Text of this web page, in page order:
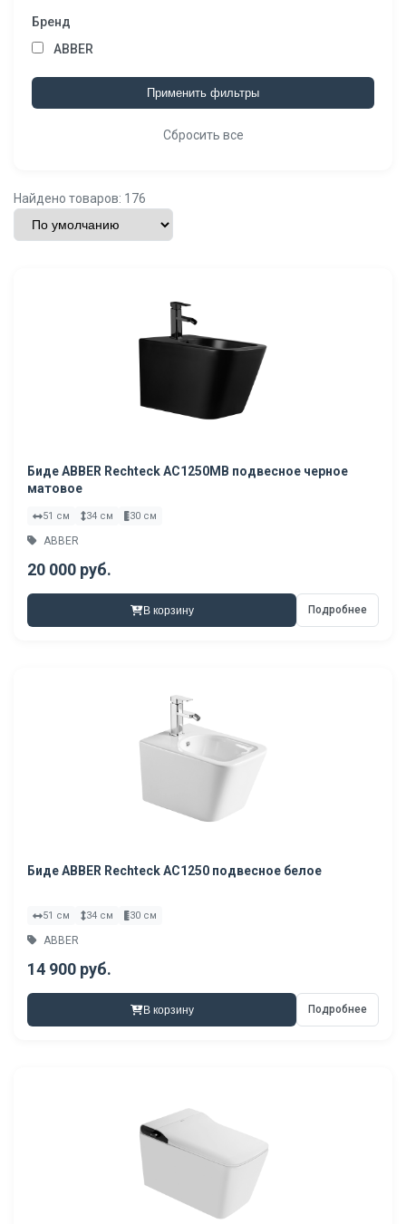
Бренд
ABBER
Применить фильтры
Сбросить все
Найдено товаров: 176
Биде ABBER Rechteck AC1250MB подвесное черное
матовое
51 см 34 см 30 см
ABBER
20 000 руб.
В корзину Подробнее
Биде ABBER Rechteck AC1250 подвесное белое
51 см 34 см 30 см
ABBER
14 900 руб.
В корзину Подробнее